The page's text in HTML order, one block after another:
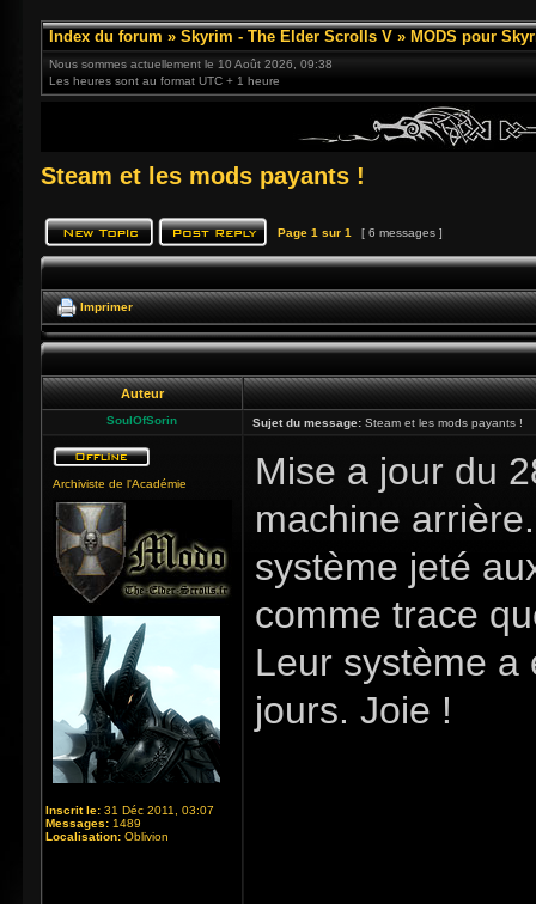
Index du forum » Skyrim - The Elder Scrolls V » MODS pour
Nous sommes actuellement le 10 Août 2026, 09:38
Les heures sont au format UTC + 1 heure
Steam et les mods payants !
Page 1 sur 1 [ 6 messages ]
Imprimer
Auteur
SoulOfSorin Sujet du message: Steam et les mods payants !
Archiviste de l'Académie
Inscrit le: 31 Déc 2011, 03:07
Messages: 1489
Localisation: Oblivion
Mise a jour du
machine
système jeté
comme trace
Leur système a
jours. Joie !